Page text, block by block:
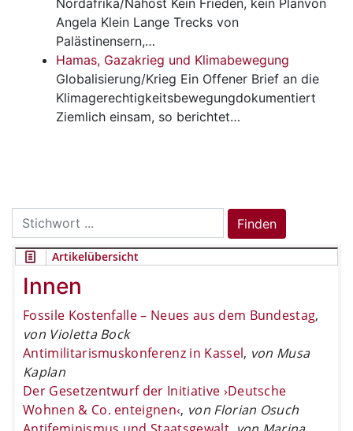
Angela Klein Lange Trecks von
Palästinensern,…
Hamas, Gazakrieg und Klimabewegung
Globalisierung/Krieg Ein Offener Brief an die
Klimagerechtigkeitsbewegungdokumentiert
Ziemlich einsam, so berichtet…
Search
for:
Finden
Artikelübersicht
Innen
Fossile Kostenfalle – Neues aus dem Bundestag,
von Violetta Bock
Antimilitarismuskonferenz in Kassel, von Musa
Kaplan
Der Gesetzentwurf der Initiative ›Deutsche
Wohnen & Co. enteignen‹, von Florian Osuch